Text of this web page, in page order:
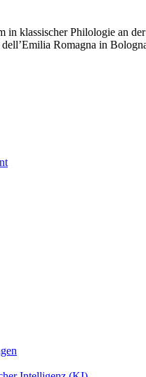
in klassischer Philologie an
Romagna in